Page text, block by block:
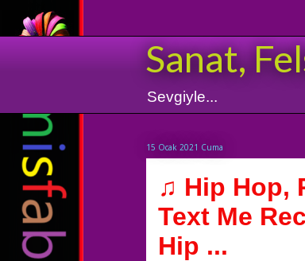
Sanat,
Sevgiyle...
15 Ocak 2021 Cuma
♫ Hip Hop,
Text Me
Hip ...